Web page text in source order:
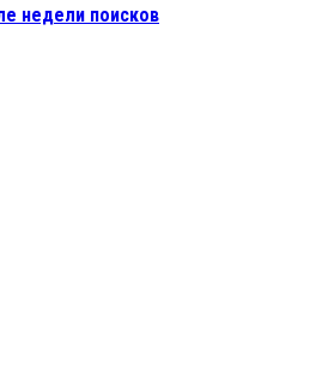
недели поисков